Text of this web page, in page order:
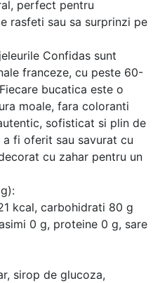
perfect pentru
rasfeti sau sa surprinzi pe
Confidas sunt
franceze, cu peste 60-
bucatica este o
moale, fara coloranti
sofisticat si plin de
fi oferit sau savurat cu
cu zahar pentru un
kcal, carbohidrati 80 g
0 g, proteine 0 g, sare
sirop de glucoza,